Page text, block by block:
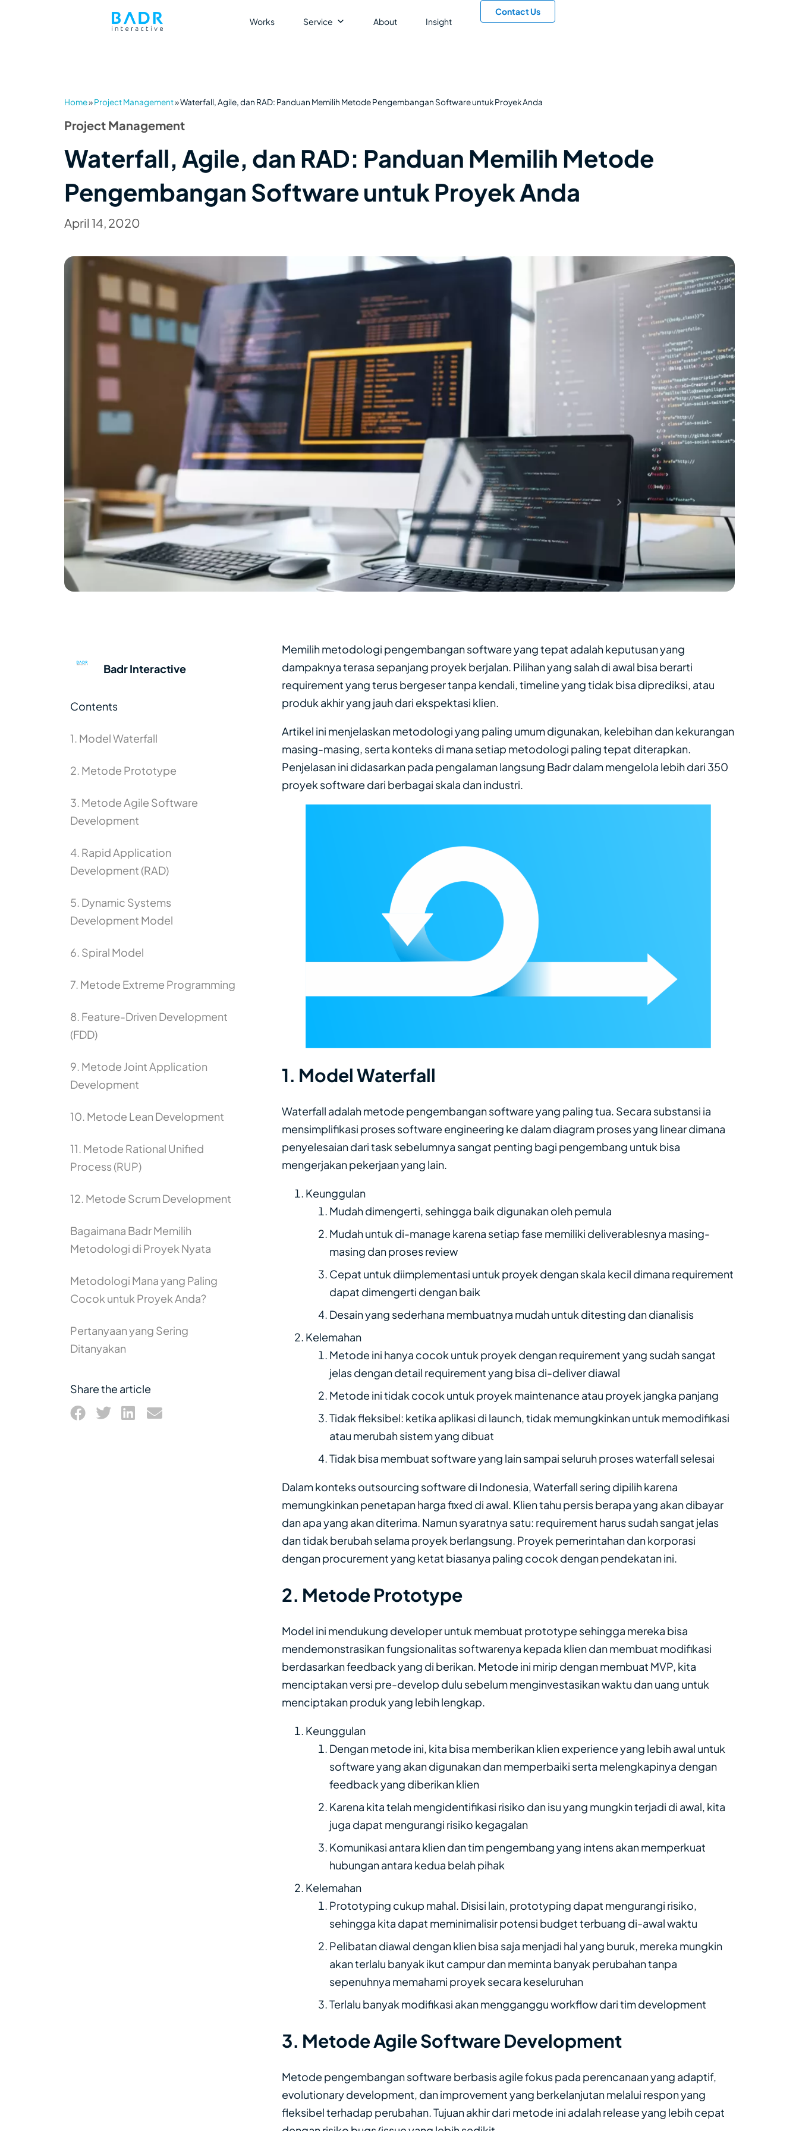
Works Service About Insight
Contact Us
Home»Project Management»Waterfall, Agile, dan RAD: Panduan Memilih Metode Pengembangan Software untuk Proyek Anda
Project Management
Waterfall, Agile, dan RAD: Panduan Memilih Metode
Pengembangan Software untuk Proyek Anda
April 14, 2020
Badr Interactive
Contents
1. Model Waterfall
2. Metode Prototype
3. Metode Agile Software
Development
4. Rapid Application
Development (RAD)
5. Dynamic Systems
Development Model
6. Spiral Model
7. Metode Extreme Programming
8. Feature-Driven Development
(FDD)
9. Metode Joint Application
Development
10. Metode Lean Development
11. Metode Rational Unified
Process (RUP)
12. Metode Scrum Development
Bagaimana Badr Memilih
Metodologi di Proyek Nyata
Metodologi Mana yang Paling
Cocok untuk Proyek Anda?
Pertanyaan yang Sering
Ditanyakan
Share the article
Memilih metodologi pengembangan software yang tepat adalah keputusan yang
dampaknya terasa sepanjang proyek berjalan. Pilihan yang salah di awal bisa berarti
requirement yang terus bergeser tanpa kendali, timeline yang tidak bisa diprediksi, atau
produk akhir yang jauh dari ekspektasi klien.
Artikel ini menjelaskan metodologi yang paling umum digunakan, kelebihan dan kekurangan
masing-masing, serta konteks di mana setiap metodologi paling tepat diterapkan.
Penjelasan ini didasarkan pada pengalaman langsung Badr dalam mengelola lebih dari 350
proyek software dari berbagai skala dan industri.
1. Model Waterfall
Waterfall adalah metode pengembangan software yang paling tua. Secara substansi ia
mensimplifikasi proses software engineering ke dalam diagram proses yang linear dimana
penyelesaian dari task sebelumnya sangat penting bagi pengembang untuk bisa
mengerjakan pekerjaan yang lain.
Keunggulan
Mudah dimengerti, sehingga baik digunakan oleh pemula
Mudah untuk di-manage karena setiap fase memiliki deliverablesnya masing-
masing dan proses review
Cepat untuk diimplementasi untuk proyek dengan skala kecil dimana requirement
dapat dimengerti dengan baik
Desain yang sederhana membuatnya mudah untuk ditesting dan dianalisis
Kelemahan
Metode ini hanya cocok untuk proyek dengan requirement yang sudah sangat
jelas dengan detail requirement yang bisa di-deliver diawal
Metode ini tidak cocok untuk proyek maintenance atau proyek jangka panjang
Tidak fleksibel: ketika aplikasi di launch, tidak memungkinkan untuk memodifikasi
atau merubah sistem yang dibuat
Tidak bisa membuat software yang lain sampai seluruh proses waterfall selesai
Dalam konteks outsourcing software di Indonesia, Waterfall sering dipilih karena
memungkinkan penetapan harga fixed di awal. Klien tahu persis berapa yang akan dibayar
dan apa yang akan diterima. Namun syaratnya satu: requirement harus sudah sangat jelas
dan tidak berubah selama proyek berlangsung. Proyek pemerintahan dan korporasi
dengan procurement yang ketat biasanya paling cocok dengan pendekatan ini.
2. Metode Prototype
Model ini mendukung developer untuk membuat prototype sehingga mereka bisa
mendemonstrasikan fungsionalitas softwarenya kepada klien dan membuat modifikasi
berdasarkan feedback yang di berikan. Metode ini mirip dengan membuat MVP, kita
menciptakan versi pre-develop dulu sebelum menginvestasikan waktu dan uang untuk
menciptakan produk yang lebih lengkap.
Keunggulan
Dengan metode ini, kita bisa memberikan klien experience yang lebih awal untuk
software yang akan digunakan dan memperbaiki serta melengkapinya dengan
feedback yang diberikan klien
Karena kita telah mengidentifikasi risiko dan isu yang mungkin terjadi di awal, kita
juga dapat mengurangi risiko kegagalan
Komunikasi antara klien dan tim pengembang yang intens akan memperkuat
hubungan antara kedua belah pihak
Kelemahan
Prototyping cukup mahal. Disisi lain, prototyping dapat mengurangi risiko,
sehingga kita dapat meminimalisir potensi budget terbuang di-awal waktu
Pelibatan diawal dengan klien bisa saja menjadi hal yang buruk, mereka mungkin
akan terlalu banyak ikut campur dan meminta banyak perubahan tanpa
sepenuhnya memahami proyek secara keseluruhan
Terlalu banyak modifikasi akan mengganggu workflow dari tim development
3. Metode Agile Software Development
Metode pengembangan software berbasis agile fokus pada perencanaan yang adaptif,
evolutionary development, dan improvement yang berkelanjutan melalui respon yang
fleksibel terhadap perubahan. Tujuan akhir dari metode ini adalah release yang lebih cepat